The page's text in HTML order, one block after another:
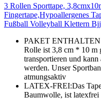
3 Rollen Sporttape,
Fingertape,Hypoallergenes
Fußball Volleyball Klettern Bjj
PAKET
Rolle ist 3,8 cm * 10 m
transportieren und kann
werden. Unser
atmungsaktiv
LATEX-FREI:Das
Baumwolle, ist